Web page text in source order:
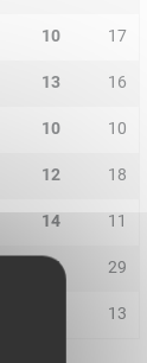
10 17
13 16
10 10
12 18
14 11
25 29
13